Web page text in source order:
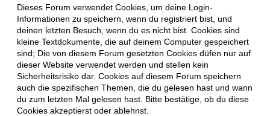
Dieses Forum verwendet Cookies, um deine Login-
Informationen zu speichern, wenn du registriert bist, und
deinen letzten Besuch, wenn du es nicht bist. Cookies sind
kleine Textdokumente, die auf deinem Computer gespeichert
sind; Die von diesem Forum gesetzten Cookies düfen nur auf
dieser Website verwendet werden und stellen kein
Sicherheitsrisiko dar. Cookies auf diesem Forum speichern
auch die spezifischen Themen, die du gelesen hast und wann
du zum letzten Mal gelesen hast. Bitte bestätige, ob du diese
Cookies akzeptierst oder ablehnst.
MyBB , mobile Fassung: MyBB GoMobile
Zur Desktop-Version wechseln
This forum usesLukasz TkaczMyBB addons.